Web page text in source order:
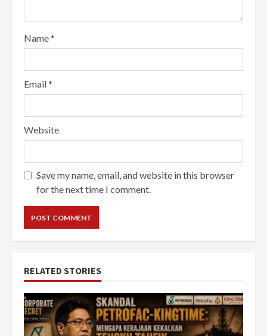
Name*
Email*
Website
Save my name, email, and website in this browser
for the next time I comment.
RELATED STORIES